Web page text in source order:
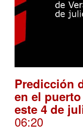
Predicción
en el
este 4 de
06:20